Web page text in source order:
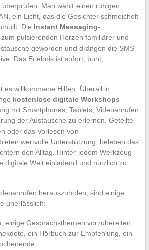
überprüfen. Man wählt einen ruhigen
ein Licht, das die Gesichter schmeichelt
Die Instant Messaging-
pulsierenden Herzen familiärer und
geworden und drängen die SMS
Das Erlebnis ist sofort, bunt,
es willkommene Hilfen. Überall in
kostenlose digitale Workshops
mit Smartphones, Tablets, Videoanrufen
der Austausche zu erlernen. Geteilte
oder das Vorlesen von
wertvolle Unterstützung, beleben das
den Alltag. Hinter jedem Werkzeug
digitale Welt einladend und nützlich zu
herauszuholen, sind einige
unerlässlich:
einige Gesprächsthemen vorzubereiten:
ein Hörbuch zur Empfehlung, ein